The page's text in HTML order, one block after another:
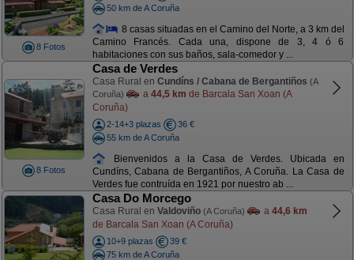
8 Fotos
50 km de A Coruña
8 casas situadas en el Camino del Norte, a 3 km del
Camino Francés. Cada una, dispone de 3, 4 ó 6
habitaciones con sus baños, sala-comedor y ...
8 Fotos
Casa de Verdes
Casa Rural en Cundíns / Cabana de Bergantiños (A
Coruña)
a 44,5 km de Barcala San Xoan (A
Coruña)
2-14+3 plazas
36 €
55 km de A Coruña
Bienvenidos a la Casa de Verdes. Ubicada en
Cundíns, Cabana de Bergantiños, A Coruña. La Casa de
Verdes fue contruída en 1921 por nuestro ab ...
Casa Do Morcego
Casa Rural en Valdoviño (A Coruña) a 44,6 km
de Barcala San Xoan (A Coruña)
10+9 plazas
39 €
75 km de A Coruña